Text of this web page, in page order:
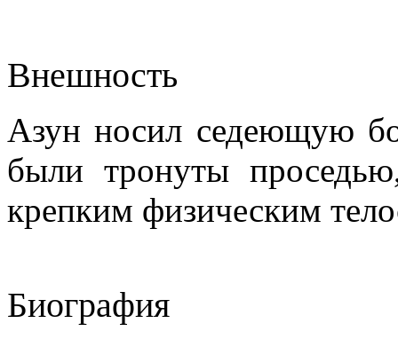
Внешность
Азун носил седеющую
были тронуты
крепким физическим
Биография